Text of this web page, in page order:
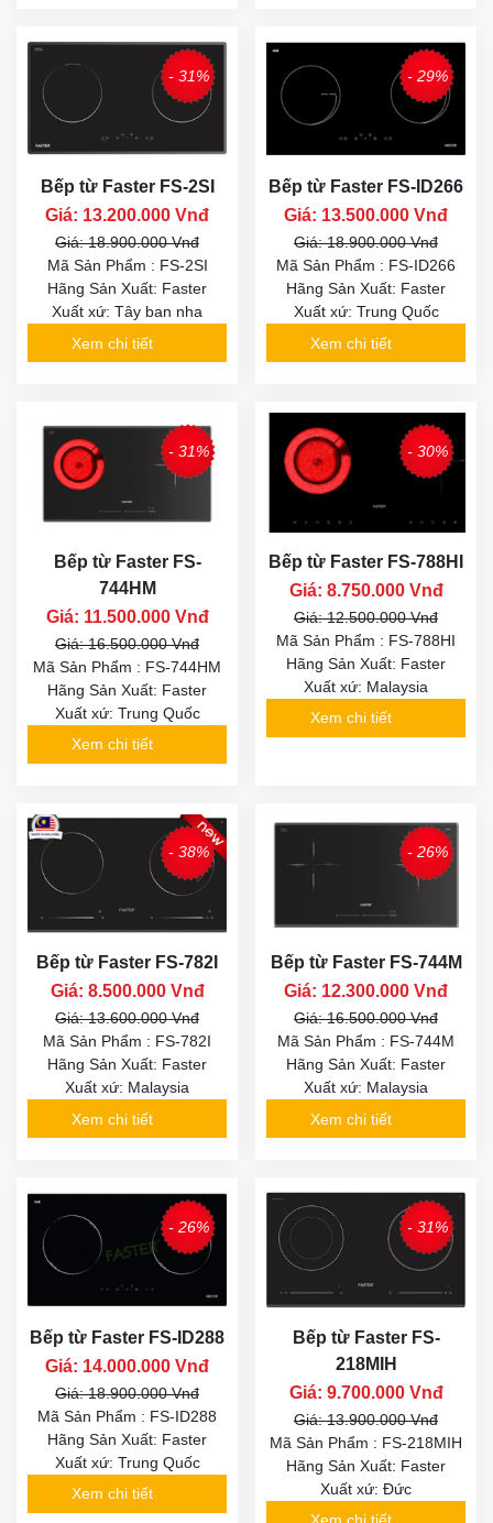
- 31%
Bếp từ Faster FS-2SI
Giá: 13.200.000 Vnđ
Giá: 18.900.000 Vnđ
Mã Sản Phẩm : FS-2SI
Hãng Sản Xuất: Faster
Xuất xứ: Tây ban nha
Xem chi tiết
- 29%
Bếp từ Faster FS-ID266
Giá: 13.500.000 Vnđ
Giá: 18.900.000 Vnđ
Mã Sản Phẩm : FS-ID266
Hãng Sản Xuất: Faster
Xuất xứ: Trung Quốc
Xem chi tiết
- 31%
Bếp từ Faster FS-
744HM
Giá: 11.500.000 Vnđ
Giá: 16.500.000 Vnđ
Mã Sản Phẩm : FS-744HM
Hãng Sản Xuất: Faster
Xuất xứ: Trung Quốc
Xem chi tiết
- 30%
Bếp từ Faster FS-788HI
Giá: 8.750.000 Vnđ
Giá: 12.500.000 Vnđ
Mã Sản Phẩm : FS-788HI
Hãng Sản Xuất: Faster
Xuất xứ: Malaysia
Xem chi tiết
- 38%
Bếp từ Faster FS-782I
Giá: 8.500.000 Vnđ
Giá: 13.600.000 Vnđ
Mã Sản Phẩm : FS-782I
Hãng Sản Xuất: Faster
Xuất xứ: Malaysia
Xem chi tiết
- 26%
Bếp từ Faster FS-744M
Giá: 12.300.000 Vnđ
Giá: 16.500.000 Vnđ
Mã Sản Phẩm : FS-744M
Hãng Sản Xuất: Faster
Xuất xứ: Malaysia
Xem chi tiết
- 26%
Bếp từ Faster FS-ID288
Giá: 14.000.000 Vnđ
Giá: 18.900.000 Vnđ
Mã Sản Phẩm : FS-ID288
Hãng Sản Xuất: Faster
Xuất xứ: Trung Quốc
Xem chi tiết
- 31%
Bếp từ Faster FS-
218MIH
Giá: 9.700.000 Vnđ
Giá: 13.900.000 Vnđ
Mã Sản Phẩm : FS-218MIH
Hãng Sản Xuất: Faster
Xuất xứ: Đức